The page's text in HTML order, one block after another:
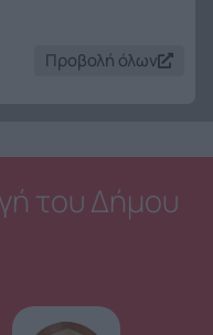
Προβολή όλων
του Δήμου